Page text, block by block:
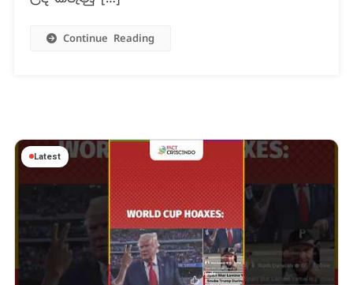
Continue Reading
Latest